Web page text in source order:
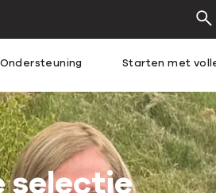
Ondersteuning Starten met
selectie